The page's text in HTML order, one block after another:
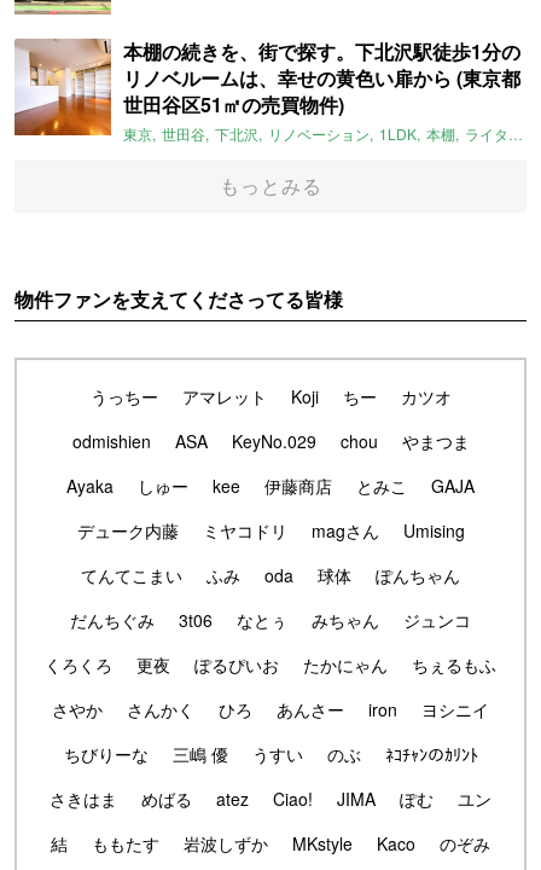
本棚の続きを、街で探す。下北沢駅徒歩1分の
リノベルームは、幸せの黄色い扉から (東京都
世田谷区51㎡の売買物件)
東京 世田谷 下北沢 リノベーション 1LDK 本棚 ライター：ほしりょうこ
もっとみる
物件ファンを支えてくださってる皆様
うっちー アマレット Koji ちー
カツオ
odmishien
ASA KeyNo.029 chou
やまつま
Ayaka
しゅー kee 伊藤商店 とみこ
GAJA
デューク内藤
ミヤコドリ magさん
Umising
てんてこまい
ふみ oda 球体
ぽんちゃん
だんちぐみ
3t06 なとぅ みちゃん
ジュンコ
くろくろ
更夜 ぽるぴいお たかにゃん
ちぇるもふ
さやか
さんかく ひろ あんさー iron
ヨシニイ
ちびりーな
三嶋 優 うすい のぶ
ﾈｺﾁｬﾝのｶﾘﾝﾄ
さきはま
めばる atez Ciao! JIMA ぽむ
ユン
結
ももたす 岩波しずか MKstyle Kaco
のぞみ